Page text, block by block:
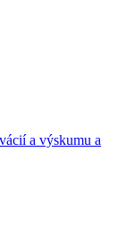
a výskumu a